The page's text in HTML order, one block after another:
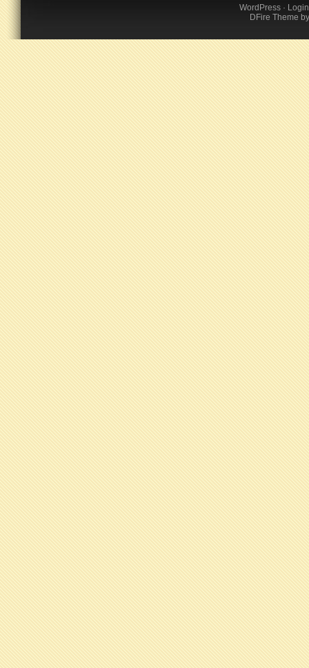
WordPress· Login
DFire Theme